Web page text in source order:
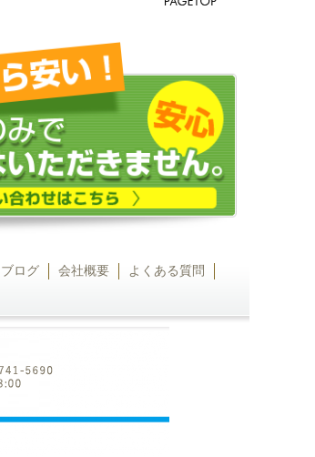
ログ 会社概要
よくある質問